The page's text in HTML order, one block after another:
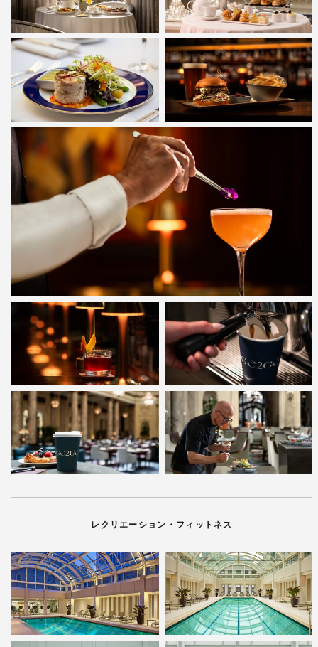
レクリエーション・フィットネス